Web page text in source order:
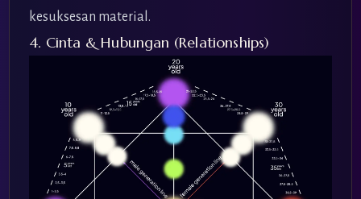
kesuksesan material.
4. Cinta & Hubungan (Relationships)